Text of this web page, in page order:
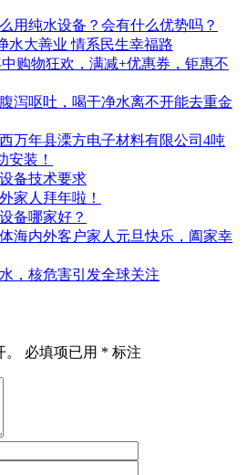
用纯水设备？会有什么优势吗？
水大善业 情系民生幸福路
购物狂欢，满减+优惠券，钜惠不
泻呕吐，喝干净水离不开能去重金
万年县溧方电子材料有限公司4吨
安装！
备技术要求
家人拜年啦！
备哪家好？
海内外客户家人元旦快乐，阖家幸
，核危害引发全球关注
必填项已用 * 标注